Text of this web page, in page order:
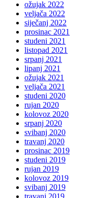
ožujak 2022
veljača 2022
siječanj 2022
prosinac 2021
studeni 2021
listopad 2021
srpanj 2021
lipanj 2021
ožujak 2021
veljača 2021
studeni 2020
rujan 2020
kolovoz 2020
srpanj 2020
svibanj 2020
travanj 2020
prosinac 2019
studeni 2019
rujan 2019
kolovoz 2019
svibanj 2019
travanj 2019